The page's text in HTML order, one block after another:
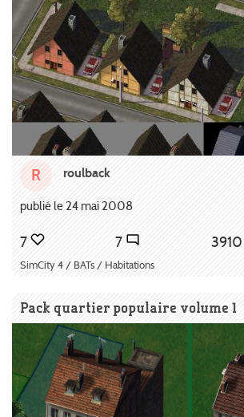
R roulback
publié le 24 mai 2008
7 7 3910
SimCity 4 / BATs / Habitations
Pack quartier populaire volume 1